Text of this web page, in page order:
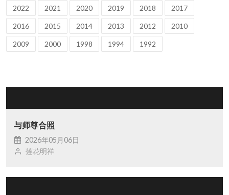
2022 2021 2020 2019 2018 2017
2016 2015 2014 2013 2012 2010
2009 2000 1998 1994 1992
与师尊合照
2026年05月06日
莲花明祥